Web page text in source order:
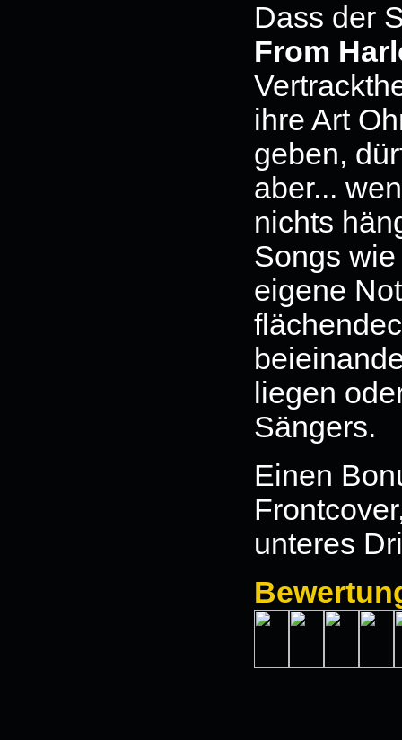
Dass der
From
ihre Art
geben,
aber...
nichts
Songs
eigene
liegen
Sängers.
Einen
unteres